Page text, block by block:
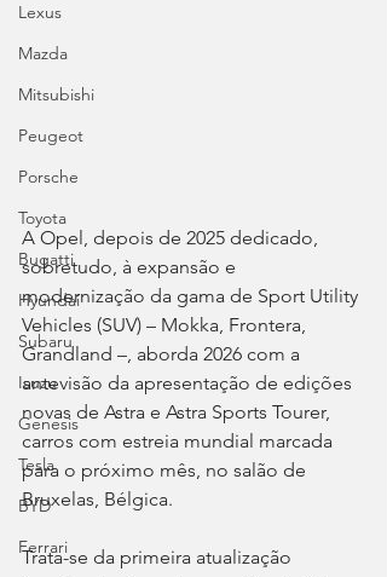
Lexus
Mazda
Mitsubishi
Peugeot
Porsche
Toyota
Bugatti
Hyundai
Subaru
Isuzu
Genesis
Tesla
BYD
Ferrari
A Opel, depois de 2025 dedicado,
sobretudo, à expansão e
modernização da gama de Sport Utility
Vehicles (SUV) – Mokka, Frontera,
Grandland –, aborda 2026 com a
antevisão da apresentação de edições
novas de Astra e Astra Sports Tourer,
carros com estreia mundial marcada
para o próximo mês, no salão de
Bruxelas, Bélgica.
Trata-se da primeira atualização